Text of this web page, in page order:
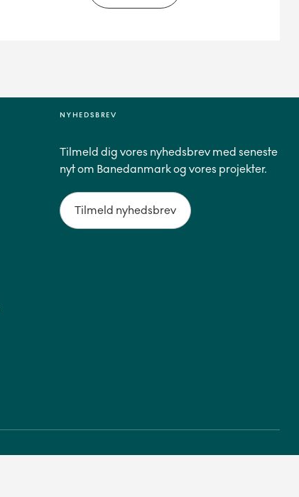
NYHEDSBREV
Tilmeld dig vores nyhedsbrev med seneste
nyt om Banedanmark og vores projekter.
Tilmeld nyhedsbrev